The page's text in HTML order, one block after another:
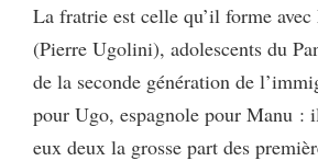
La fratrie est celle qu’il forme
(Pierre Ugolini), adolescents du
de la seconde génération de
pour Ugo, espagnole pour Manu :
eux deux la grosse part des